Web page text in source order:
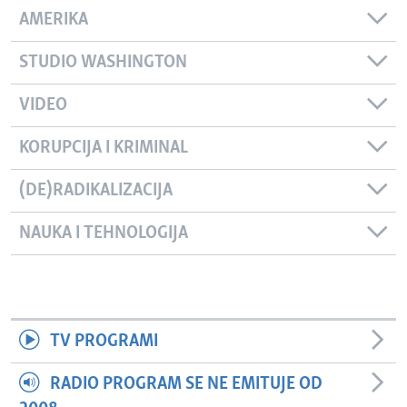
AMERIKA
STUDIO WASHINGTON
VIDEO
KORUPCIJA I KRIMINAL
(DE)RADIKALIZACIJA
NAUKA I TEHNOLOGIJA
TV PROGRAMI
RADIO PROGRAM SE NE EMITUJE OD